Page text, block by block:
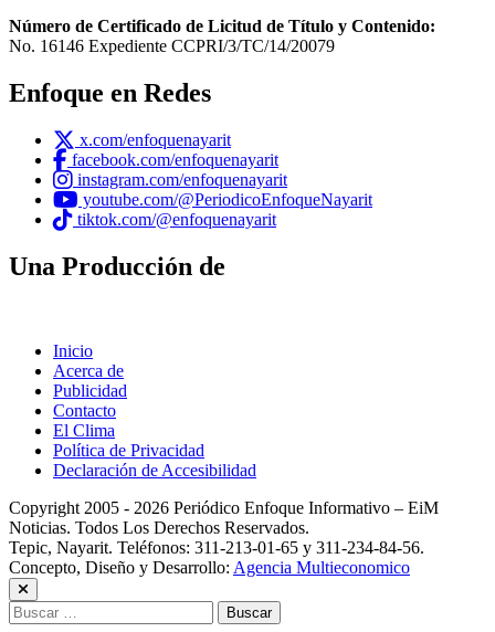
Número de Certificado de Licitud de Título y Contenido:
No. 16146 Expediente CCPRI/3/TC/14/20079
Enfoque en Redes
x.com/enfoquenayarit
facebook.com/enfoquenayarit
instagram.com/enfoquenayarit
youtube.com/@PeriodicoEnfoqueNayarit
tiktok.com/@enfoquenayarit
Una Producción de
Inicio
Acerca de
Publicidad
Contacto
El Clima
Política de Privacidad
Declaración de Accesibilidad
Copyright 2005 - 2026 Periódico Enfoque Informativo – EiM
Noticias. Todos Los Derechos Reservados.
Tepic, Nayarit. Teléfonos: 311-213-01-65 y 311-234-84-56.
Concepto, Diseño y Desarrollo: Agencia Multieconomico
Buscar: